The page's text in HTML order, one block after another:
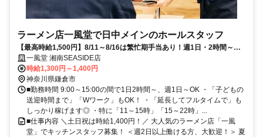
ラーメン店一風堂で日中メインのホールスタッフ
【最高時給1,500円】8/11～8/16は繁忙期手当あり！週1日・2時間～◎
夏休み中も柔軟シフト
一風堂 湘南SEASIDE店
時給1,300円～1,400円
神奈川県鎌倉市
■勤務時間 9:00～15:00の間で1日2時間～、週1日～OK ・「子どもの
送迎時間まで」「Wワーク」もOK！ ・「延長してフルタイムで」も
しっかり稼げます◎ ・特に「11～15時」「15～22時」...
■仕事内容 ＼土日祝は時給1,400円！／ 大人気のラーメン店「一風
堂」でキッチンスタッフ募集！ ＜週2日以上働ける方、大歓迎！＞ 夏